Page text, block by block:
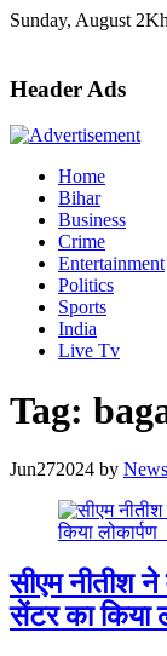
Skip
Sunday, August 2
Header Ads
Home
Bihar
Business
Crime
Entertainment
Politics
Sports
India
Live Tv
Tag:
Jun272024 by
सीएम नीतीश
सेंटर का किया